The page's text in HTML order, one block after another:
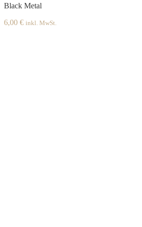
Black Metal
6,00 € inkl. MwSt.